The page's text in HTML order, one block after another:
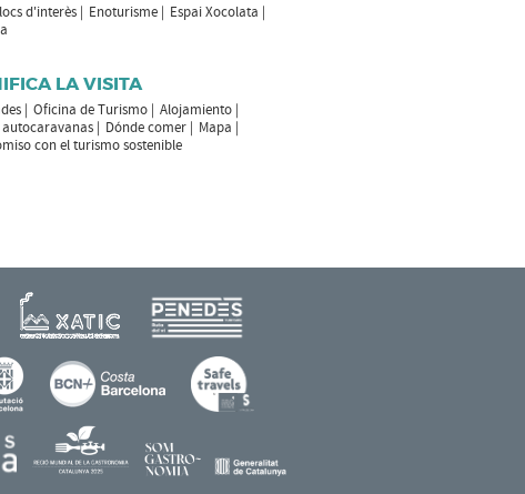
d'interès Enoturisme
Espai Xocolata
LA VISITA
Oficina de Turismo
Alojamiento
autocaravanas
Dónde comer
Mapa
con el turismo sostenible